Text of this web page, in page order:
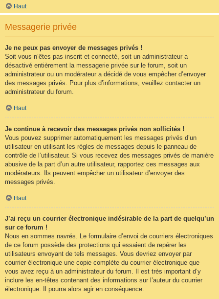
Haut
Messagerie privée
Je ne peux pas envoyer de messages privés !
Soit vous n’êtes pas inscrit et connecté, soit un administrateur a
désactivé entièrement la messagerie privée sur le forum, soit un
administrateur ou un modérateur a décidé de vous empêcher d’envoyer
des messages privés. Pour plus d’informations, veuillez contacter un
administrateur du forum.
Haut
Je continue à recevoir des messages privés non sollicités !
Vous pouvez supprimer automatiquement les messages privés d’un
utilisateur en utilisant les règles de messages depuis le panneau de
contrôle de l’utilisateur. Si vous recevez des messages privés de manière
abusive de la part d’un autre utilisateur, rapportez ces messages aux
modérateurs. Ils peuvent empêcher un utilisateur d’envoyer des
messages privés.
Haut
J’ai reçu un courrier électronique indésirable de la part de quelqu’un
sur ce forum !
Nous en sommes navrés. Le formulaire d’envoi de courriers électroniques
de ce forum possède des protections qui essaient de repérer les
utilisateurs envoyant de tels messages. Vous devriez envoyer par
courrier électronique une copie complète du courrier électronique que
vous avez reçu à un administrateur du forum. Il est très important d’y
inclure les en-têtes contenant des informations sur l’auteur du courrier
électronique. Il pourra alors agir en conséquence.